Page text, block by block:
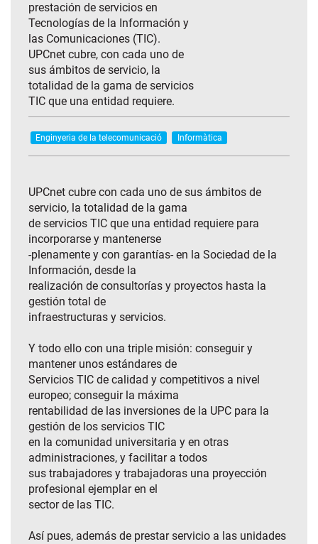
prestación de servicios en
Tecnologías de la Información y
las Comunicaciones (TIC).
UPCnet cubre, con cada uno de
sus ámbitos de servicio, la
totalidad de la gama de servicios
TIC que una entidad requiere.
Enginyeria de la telecomunicació Informàtica
UPCnet cubre con cada uno de sus ámbitos de
servicio, la totalidad de la gama
de servicios TIC que una entidad requiere para
incorporarse y mantenerse
-plenamente y con garantías- en la Sociedad de la
Información, desde la
realización de consultorías y proyectos hasta la
gestión total de
infraestructuras y servicios.
Y todo ello con una triple misión: conseguir y
mantener unos estándares de
Servicios TIC de calidad y competitivos a nivel
europeo; conseguir la máxima
rentabilidad de las inversiones de la UPC para la
gestión de los servicios TIC
en la comunidad universitaria y en otras
administraciones, y facilitar a todos
sus trabajadores y trabajadoras una proyección
profesional ejemplar en el
sector de las TIC.
Así pues, además de prestar servicio a las unidades